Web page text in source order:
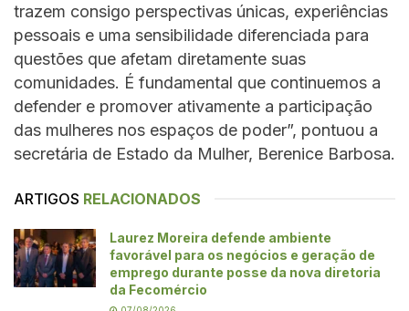
trazem consigo perspectivas únicas, experiências
pessoais e uma sensibilidade diferenciada para
questões que afetam diretamente suas
comunidades. É fundamental que continuemos a
defender e promover ativamente a participação
das mulheres nos espaços de poder”, pontuou a
secretária de Estado da Mulher, Berenice Barbosa.
ARTIGOS RELACIONADOS
Laurez Moreira defende ambiente
favorável para os negócios e geração de
emprego durante posse da nova diretoria
da Fecomércio